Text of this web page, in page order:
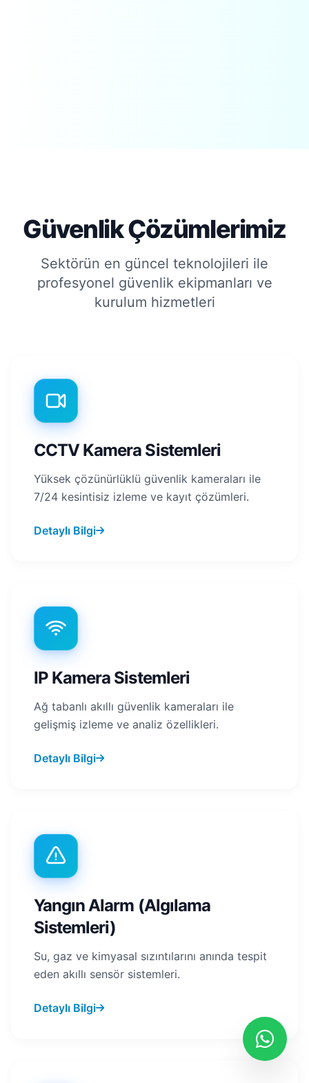
Güvenlik Çözümlerimiz
Sektörün en güncel teknolojileri ile
profesyonel güvenlik ekipmanları ve
kurulum hizmetleri
CCTV Kamera Sistemleri
Yüksek çözünürlüklü güvenlik kameraları ile
7/24 kesintisiz izleme ve kayıt çözümleri.
Detaylı Bilgi
IP Kamera Sistemleri
Ağ tabanlı akıllı güvenlik kameraları ile
gelişmiş izleme ve analiz özellikleri.
Detaylı Bilgi
Yangın Alarm (Algılama
Sistemleri)
Su, gaz ve kimyasal sızıntılarını anında tespit
eden akıllı sensör sistemleri.
Detaylı Bilgi